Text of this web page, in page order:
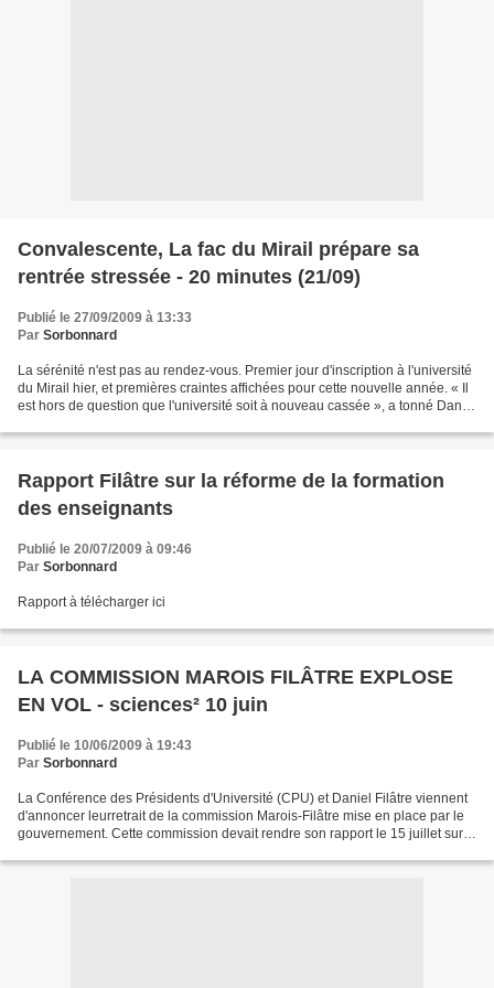
Convalescente, La fac du Mirail prépare sa
rentrée stressée - 20 minutes (21/09)
Publié le 27/09/2009 à 13:33
Par Sorbonnard
La sérénité n'est pas au rendez-vous. Premier jour d'inscription à l'université
du Mirail hier, et premières craintes affichées pour cette nouvelle année. « Il
est hors de question que l'université soit à nouveau cassée », a tonné Daniel
Rapport Filâtre sur la réforme de la formation
des enseignants
Publié le 20/07/2009 à 09:46
Par Sorbonnard
Rapport à télécharger ici
LA COMMISSION MAROIS FILÂTRE EXPLOSE
EN VOL - sciences² 10 juin
Publié le 10/06/2009 à 19:43
Par Sorbonnard
La Conférence des Présidents d'Université (CPU) et Daniel Filâtre viennent
d'annoncer leurretrait de la commission Marois-Filâtre mise en place par le
gouvernement. Cette commission devait rendre son rapport le 15 juillet sur